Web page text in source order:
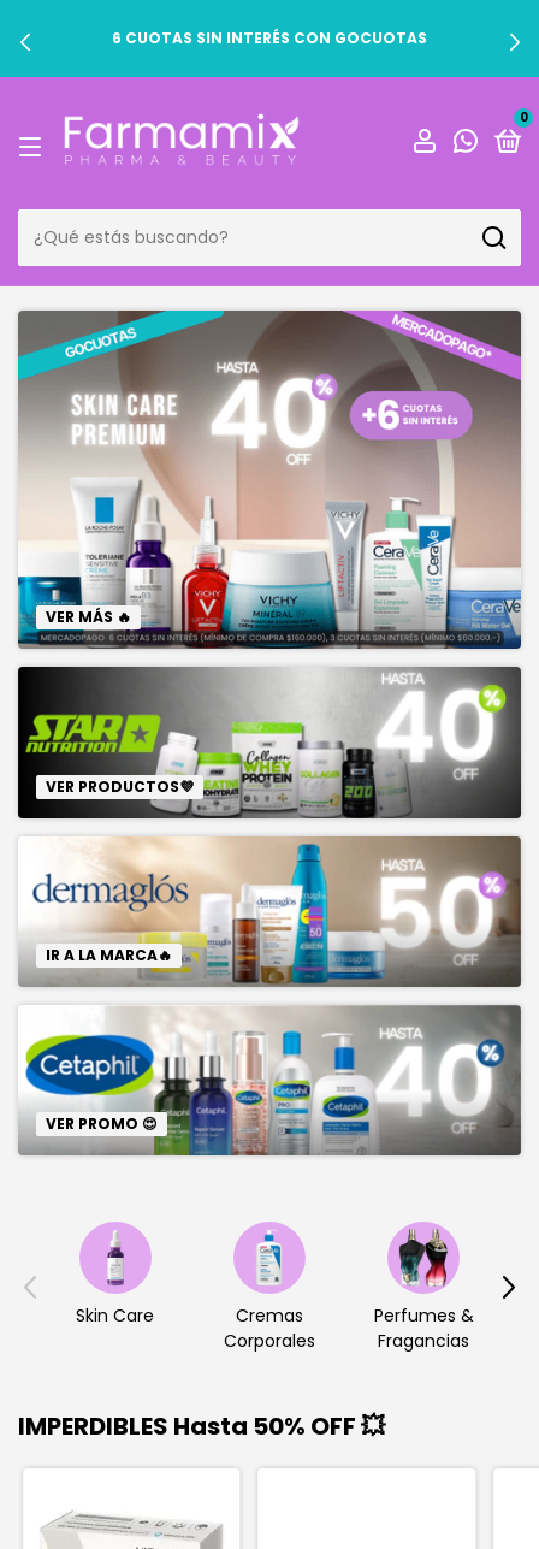
6 CUOTAS SIN INTERÉS CON GOCUOTAS
0
VER MÁS 🔥
VER PRODUCTOS💜
IR A LA MARCA🔥
VER PROMO 😍
Skin Care
Cremas
Corporales
Perfumes &
Fragancias
IMPERDIBLES Hasta 50% OFF 💥